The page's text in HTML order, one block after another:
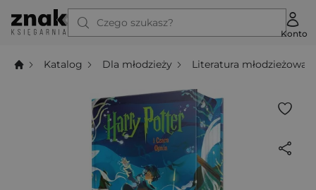
Czego szukasz?
Konto
Katalog Dla młodzieży Literatura młodzieżowa